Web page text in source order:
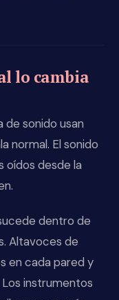
lo cambia
de sonido usan
normal. El sonido
oídos desde la
dentro de
Altavoces de
en cada pared y
instrumentos